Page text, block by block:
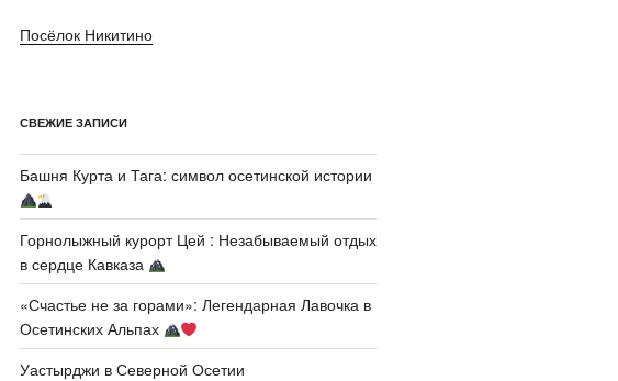
Посёлок Никитино
СВЕЖИЕ ЗАПИСИ
Башня Курта и Тага: символ осетинской истории
Горнолыжный курорт Цей : Незабываемый отдых
в сердце Кавказа
«Счастье не за горами»: Легендарная Лавочка в
Осетинских Альпах
Уастырджи в Северной Осетии